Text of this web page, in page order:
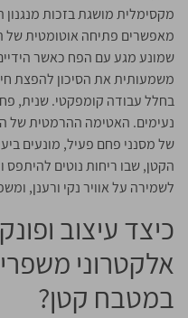
מקסימלית מושגת בזכות
מאפשרים פתיחה אוטומטית
שמונע מגע עם הפח כאשר
משמעותית את הסיכון להפצת
בחלל עבודה קומפקטי. שנית,
נעימים. האטימה ההרמטית של
של מסנני פחם פעיל, מונעים
הקטן, שבו ריחות נוטים להיתפס
לשמירה על אוויר נקי ורענן,
כיצד עיצוב
אלקטרוני
במטבח קטן?